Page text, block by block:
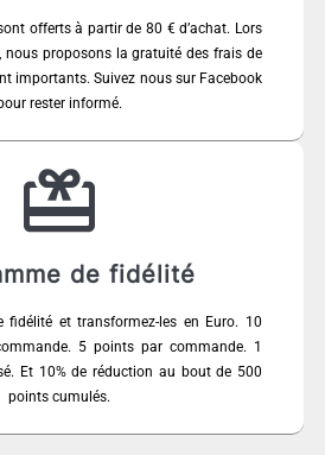
offerts à partir de 80 € d’achat. Lors
nous proposons la gratuité des frais de
importants. Suivez nous sur Facebook
rester informé.
de fidélité
fidélité et transformez-les en Euro. 10
5 points par commande. 1
Et 10% de réduction au bout de 500
points cumulés.